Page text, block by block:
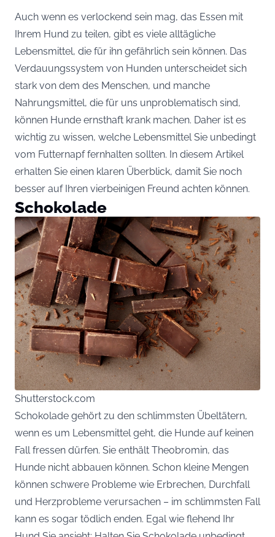
Auch wenn es verlockend sein mag, das Essen mit
Ihrem Hund zu teilen, gibt es viele alltägliche
Lebensmittel, die für ihn gefährlich sein können. Das
Verdauungssystem von Hunden unterscheidet sich
stark von dem des Menschen, und manche
Nahrungsmittel, die für uns unproblematisch sind,
können Hunde ernsthaft krank machen. Daher ist es
wichtig zu wissen, welche Lebensmittel Sie unbedingt
vom Futternapf fernhalten sollten. In diesem Artikel
erhalten Sie einen klaren Überblick, damit Sie noch
besser auf Ihren vierbeinigen Freund achten können.
Schokolade
Shutterstock.com
Schokolade gehört zu den schlimmsten Übeltätern,
wenn es um Lebensmittel geht, die Hunde auf keinen
Fall fressen dürfen. Sie enthält Theobromin, das
Hunde nicht abbauen können. Schon kleine Mengen
können schwere Probleme wie Erbrechen, Durchfall
und Herzprobleme verursachen – im schlimmsten Fall
kann es sogar tödlich enden. Egal wie flehend Ihr